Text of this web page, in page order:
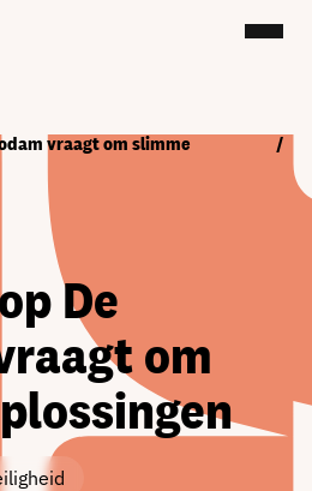
vraagt om slimme /
De
om